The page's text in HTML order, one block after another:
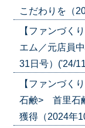
こだわりを（
【ファンづ
エム／元店員
31日号）('24/
【ファンづ
石鹸> 首里石
獲得（2024年